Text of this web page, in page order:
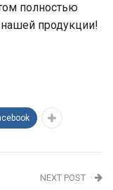
полностью
нашей продукции!
NEXT POST